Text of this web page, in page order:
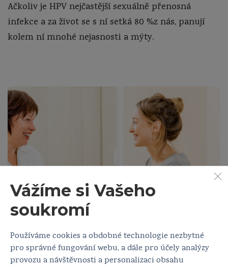
Ačkoliv je HPV nejčastější sexuálně přenosná
infekce a za život se s ní setká 80 %z nás, panují
kolem ní mnohé nejasnosti a mýty.
HPV
Vážíme si Vašeho
soukromí
Používáme cookies a obdobné technologie nezbytné
pro správné fungování webu, a dále pro účely analýzy
provozu a návštěvnosti a personalizaci obsahu